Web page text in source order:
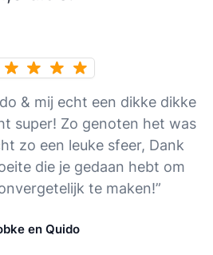
& mij echt een dikke dikke
super! Zo genoten het was
zo een leuke sfeer, Dank
die je gedaan hebt om
te maken!”
en Quido